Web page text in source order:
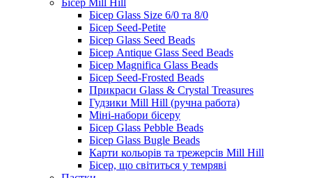
Бісер Glass Size 6/0 та 8/0
Бісер Seed-Petite
Бісер Glass Seed Beads
Бісер Antique Glass Seed Beads
Бісер Magnifica Glass Beads
Бісер Seed-Frosted Beads
Прикраси Glass & Crystal Treasures
Гудзики Mill Hill (ручна работа)
Міні-набори бісеру
Бісер Glass Pebble Beads
Бісер Glass Bugle Beads
Карти кольорів та трежерсів Mill Hill
Бісер, що світиться у темряві